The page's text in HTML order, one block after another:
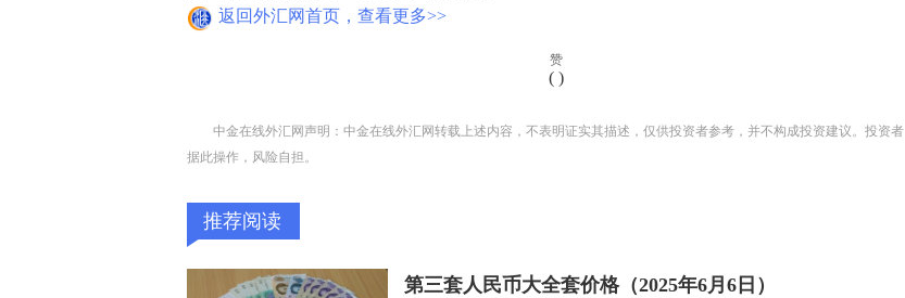
返回外汇网首页，查看更多>>
赞
( )
中金在线外汇网声明：中金在线外汇网转载上述内容，不表明证实其描述，仅供投资者参考，并不构成投资建议。投资者
据此操作，风险自担。
推荐阅读
第三套人民币大全套价格（2025年6月6日）